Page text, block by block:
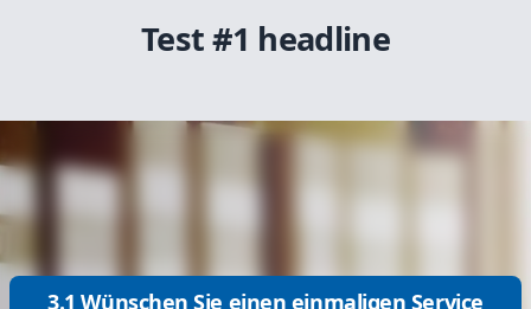
Test #1 headline
3.1 Wünschen Sie einen einmaligen Service